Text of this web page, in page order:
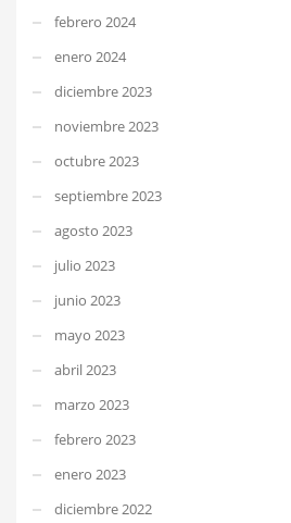
febrero 2024
enero 2024
diciembre 2023
noviembre 2023
octubre 2023
septiembre 2023
agosto 2023
julio 2023
junio 2023
mayo 2023
abril 2023
marzo 2023
febrero 2023
enero 2023
diciembre 2022